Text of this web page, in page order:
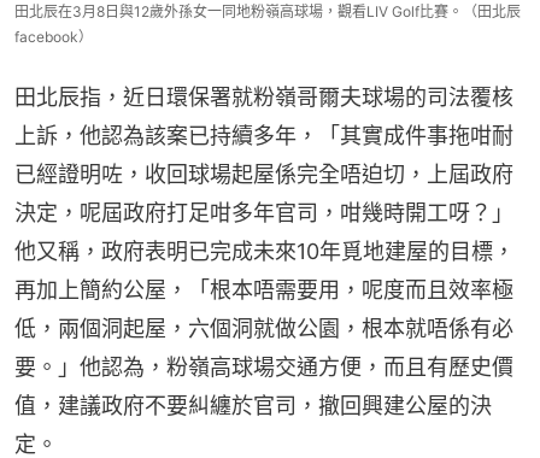
田北辰在3月8日與12歲外孫女一同地粉嶺高球場，觀看LIV Golf比賽。（田北辰
facebook）
田北辰指，近日環保署就粉嶺哥爾夫球場的司法覆核
上訴，他認為該案已持續多年，「其實成件事拖咁耐
已經證明咗，收回球場起屋係完全唔迫切，上屆政府
決定，呢屆政府打足咁多年官司，咁幾時開工呀？」
他又稱，政府表明已完成未來10年覓地建屋的目標，
再加上簡約公屋，「根本唔需要用，呢度而且效率極
低，兩個洞起屋，六個洞就做公園，根本就唔係有必
要。」他認為，粉嶺高球場交通方便，而且有歷史價
值，建議政府不要糾纏於官司，撤回興建公屋的決
定。